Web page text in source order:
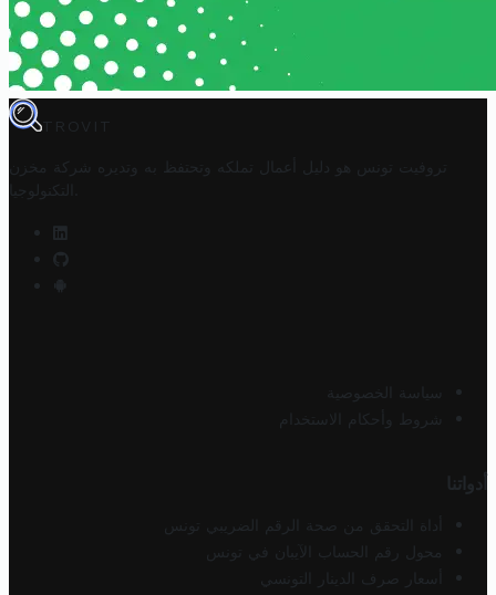
TROVIT
تروفيت تونس هو دليل أعمال تملكه وتحتفظ به وتديره
شركة مخزن
التكنولوجيا
سياسة الخصوصية
شروط وأحكام الاستخدام
أدواتنا
أداة التحقق من صحة الرقم الضريبي تونس
محول رقم الحساب الآيبان في تونس
أسعار صرف الدينار التونسي